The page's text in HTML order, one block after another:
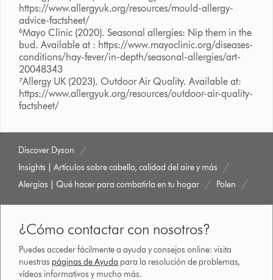
https://www.allergyuk.org/resources/mould-allergy-
advice-factsheet/
⁶Mayo Clinic (2020). Seasonal allergies: Nip them in the
bud. Available at : https://www.mayoclinic.org/diseases-
conditions/hay-fever/in-depth/seasonal-allergies/art-
20048343
⁷Allergy UK (2023). Outdoor Air Quality. Available at:
https://www.allergyuk.org/resources/outdoor-air-quality-
factsheet/
Discover Dyson
Insights | Artículos sobre cabello, calidad del aire y más
Alergias | Qué hacer para combatirla en tu hogar
Polen
¿Cómo contactar con nosotros?
Puedes acceder fácilmente a ayuda y consejos online: visita
nuestras páginas de Ayuda para la resolución de problemas,
vídeos informativos y mucho más.